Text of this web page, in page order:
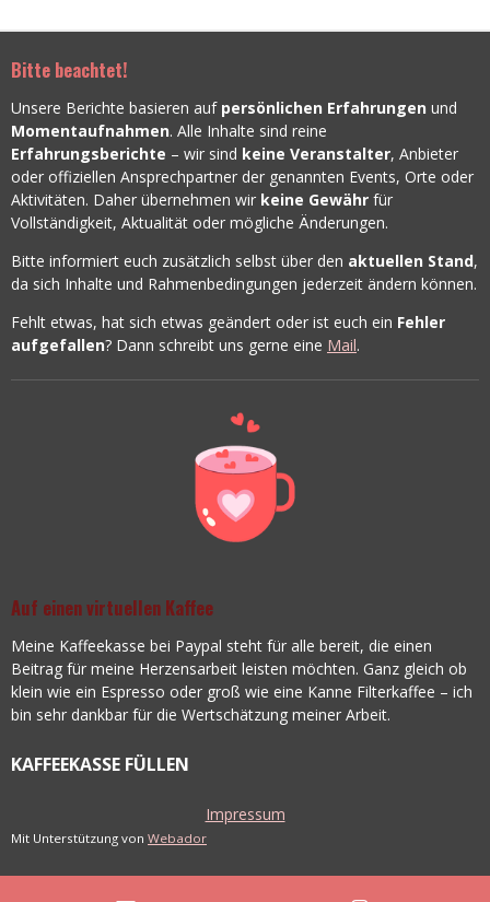
Bitte beachtet!
Unsere Berichte basieren auf persönlichen Erfahrungen und
Momentaufnahmen. Alle Inhalte sind reine
Erfahrungsberichte – wir sind keine Veranstalter, Anbieter
oder offiziellen Ansprechpartner der genannten Events, Orte oder
Aktivitäten. Daher übernehmen wir keine Gewähr für
Vollständigkeit, Aktualität oder mögliche Änderungen.
Bitte informiert euch zusätzlich selbst über den aktuellen Stand,
da sich Inhalte und Rahmenbedingungen jederzeit ändern können.
Fehlt etwas, hat sich etwas geändert oder ist euch ein Fehler
aufgefallen? Dann schreibt uns gerne eine Mail.
Auf einen virtuellen Kaffee
Meine Kaffeekasse bei Paypal steht für alle bereit, die einen
Beitrag für meine Herzensarbeit leisten möchten. Ganz gleich ob
klein wie ein Espresso oder groß wie eine Kanne Filterkaffee – ich
bin sehr dankbar für die Wertschätzung meiner Arbeit.
KAFFEEKASSE FÜLLEN
Impressum
Mit Unterstützung von Webador